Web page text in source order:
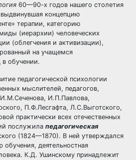
60—90-х годов нашего столетия
концепцию
терапии, категорию
(иерархии) человеческих
(облегчения и активизации),
на учащемся
в обучении.
педагогической психологии
мыслителей, педагогов,
И.П.Павлова,
П.Ф.Лесгафта, Л.С.Выготского,
практически всех отечественных
послужила педагогическая
(1824—1870). В ней утверждался
деятельностная
К.Д. Ушинскому принадлежит